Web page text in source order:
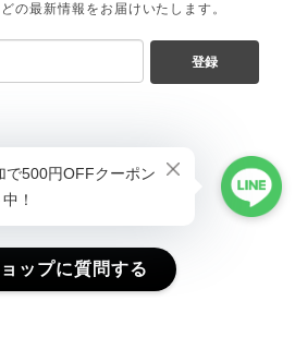
の最新情報をお届けいたします。
登録
ップに質問する